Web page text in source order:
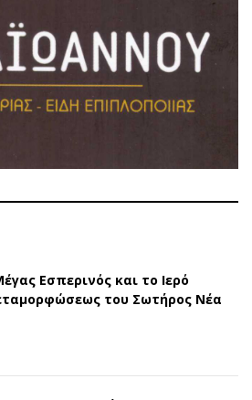
Εσπερινός και το Ιερό
του Σωτήρος Νέα